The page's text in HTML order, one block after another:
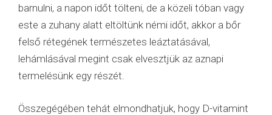
barnulni, a napon időt tölteni, de a közeli tóban vagy
este a zuhany alatt eltöltünk némi időt, akkor a bőr
felső rétegének természetes leáztatásával,
lehámlásával megint csak elvesztjük az aznapi
termelésünk egy részét.
Összegégében tehát elmondhatjuk, hogy D-vitamint